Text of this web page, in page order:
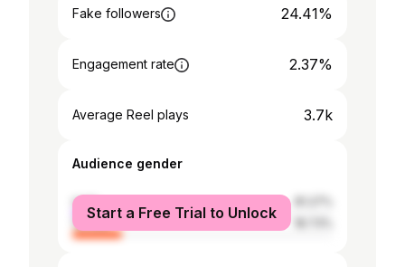
Fake followers 24.41%
Engagement rate 2.37%
Average Reel plays 3.7k
Audience gender
male
female
Start a Free Trial to Unlock